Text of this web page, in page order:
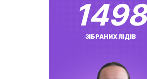
1498
ЗІБРАНИХ ЛІДІВ